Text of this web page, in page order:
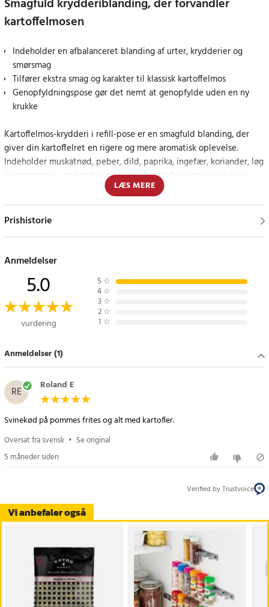
Smagfuld krydderiblanding, der forvandler
kartoffelmosen
Indeholder en afbalanceret blanding af urter, krydderier og
smørsmag
Tilfører ekstra smag og karakter til klassisk kartoffelmos
Genopfyldningspose gør det nemt at genopfylde uden en ny
krukke
Kartoffelmos-krydderi i refill-pose er en smagfuld blanding, der
giver din kartoffelret en rigere og mere aromatisk oplevelse.
Indeholder muskatnød, peber, dild, paprika, ingefær, koriander, løg
og smørsmag - en kombination, der forstærker smagen og giver
Perfekt til at blande direkte i mosen, når du laver mad, eller til at
og er en praktisk måde at fylde krydderihylden op på.
Pift hverdagens klassikere op med de rigtige krydderier
Denne blanding er velegnet til alle, der ønsker at give deres
kartoffelmos et ekstra smagsboost - uden at skulle eksperimentere
Specifikation
- Indhold: 40 g
- Emballage: Refill-pose
- Krydderitype: Færdiglavet krydderiblanding
- Form: Malet/tør
Article number
LÆS MERE
Prishistorie
Vi anbefaler også
Anmeldelser
5.0
vurdering
5 ☆
4 ☆
3 ☆
2 ☆
1 ☆
Anmeldelser (1)
RE Roland E
Svinekød på pommes frites og alt med kartofler.
Oversat fra svensk • Se original
5 måneder siden
Verified by Trustvoice